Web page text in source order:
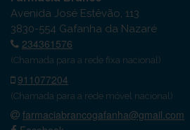
Avenida José Estêvão, 113
3830-554 Gafanha da Nazaré
234361576
(Chamada para a rede fixa nacional)
911077204
(Chamada para a rede móvel nacional)
farmaciabrancogafanha@gmail.com